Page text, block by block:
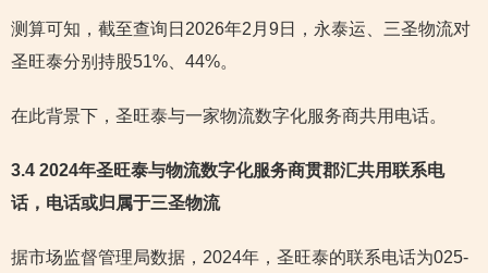
测算可知，截至查询日2026年2月9日，永泰运、三圣物流对
圣旺泰分别持股51%、44%。
在此背景下，圣旺泰与一家物流数字化服务商共用电话。
3.4 2024年圣旺泰与物流数字化服务商贯郡汇共用联系电
话，电话或归属于三圣物流
据市场监督管理局数据，2024年，圣旺泰的联系电话为025-